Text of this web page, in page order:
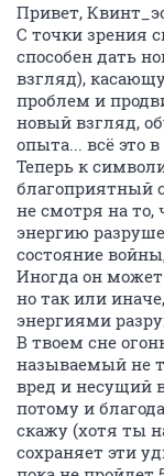
Привет,
С точки зрения
способен дать
взгляд),
проблем и
новый взгляд,
опыта... всё это
Теперь к
благоприятный
не смотря на то,
энергию
состояние
Иногда он может
но так или
энергиями
В твоем сне
называемый не
вред и несущий
потому и
скажу (хотя ты
сохраняет эти